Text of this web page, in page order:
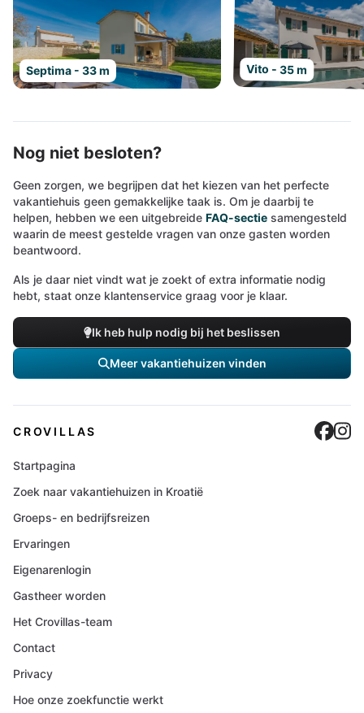
Septima - 33 m Vito - 35 m
Nog niet besloten?
Geen zorgen, we begrijpen dat het kiezen van het perfecte
vakantiehuis geen gemakkelijke taak is. Om je daarbij te
helpen, hebben we een uitgebreide FAQ-sectie samengesteld
waarin de meest gestelde vragen van onze gasten worden
beantwoord.
Als je daar niet vindt wat je zoekt of extra informatie nodig
hebt, staat onze klantenservice graag voor je klaar.
Ik heb hulp nodig bij het beslissen
Meer vakantiehuizen vinden
CROVILLAS
Startpagina
Zoek naar vakantiehuizen in Kroatië
Groeps- en bedrijfsreizen
Ervaringen
Eigenarenlogin
Gastheer worden
Het Crovillas-team
Contact
Privacy
Hoe onze zoekfunctie werkt